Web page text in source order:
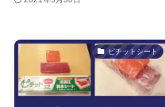
ピチットシート